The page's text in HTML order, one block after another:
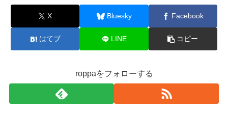
X Bluesky Facebook
はてブ LINE コピー
roppaをフォローする